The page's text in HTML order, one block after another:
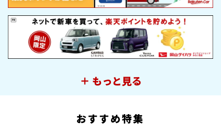
＋ もっと見る
おすすめ特集